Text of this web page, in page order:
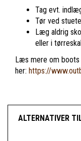
Tag evt.
Tør ved
Læg aldrig
eller i
Læs mere om
her: https://
ALTERNATIVER